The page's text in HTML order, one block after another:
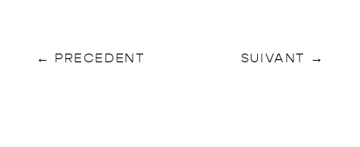
← PRECEDENT SUIVANT →